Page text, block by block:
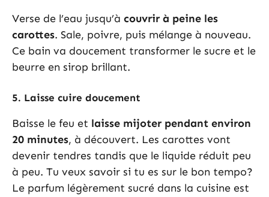
Verse de l’eau jusqu’à couvrir à peine les
carottes. Sale, poivre, puis mélange à nouveau.
Ce bain va doucement transformer le sucre et le
beurre en sirop brillant.
5. Laisse cuire doucement
Baisse le feu et laisse mijoter pendant environ
20 minutes, à découvert. Les carottes vont
devenir tendres tandis que le liquide réduit peu
à peu. Tu veux savoir si tu es sur le bon tempo?
Le parfum légèrement sucré dans la cuisine est